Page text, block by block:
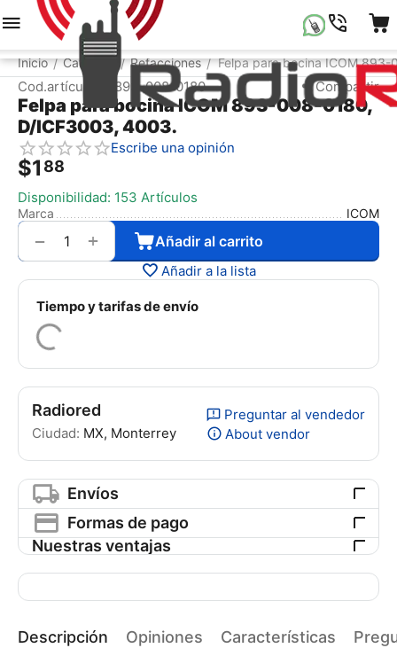
Inicio / Catálogo / Refacciones / Felpa para bocina ICOM
Cod.artículo: 893-008-0180 Compartir
Felpa para bocina ICOM 893-008-0180,
D/ICF3003, 4003.
Escribe una opinión
$1 88
Disponibilidad: 153 Artículos
Marca ICOM
+
− Añadir al carrito
Añadir a la lista
Tiempo y tarifas de envío
Radiored
Ciudad: MX, Monterrey
Preguntar al vendedor
About vendor
Envíos
Formas de pago
Nuestras ventajas
Descripción Opiniones Características
Menú Buscar Lista de la